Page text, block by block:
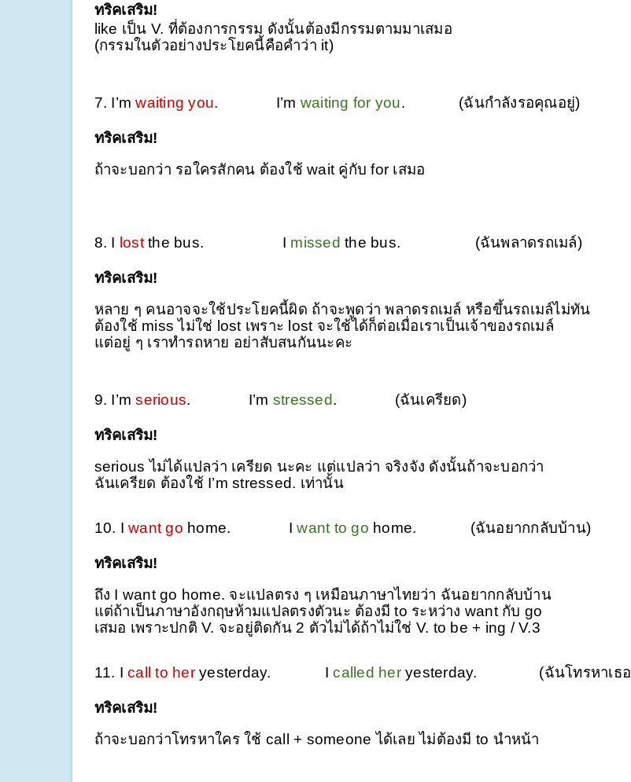
ทริคเสริม!
like เป็น V. ที่ต้องการกรรม ดังนั้นต้องมีกรรมตามมาเสมอ
(กรรมในตัวอย่างประโยคนี้คือคำว่า it)
7. I’mwaiting you. I’m waiting for you. (ฉันกำลังรอคุณอยู่)
ทริคเสริม!
ถ้าจะบอกว่า รอใครสักคน ต้องใช้ wait คู่กับ for เสมอ
8. I lost the bus. I missed the bus. (ฉันพลาดรถเมล์)
ทริคเสริม!
หลาย ๆ คนอาจจะใช้ประโยคนี้ผิด ถ้าจะพูดว่า พลาดรถเมล์ หรือขึ้นรถเมล์ไม่ทัน
ต้องใช้ miss ไม่ใช่ lost เพราะ lost จะใช้ได้ก็ต่อเมื่อเราเป็นเจ้าของรถเมล์
แต่อยู่ ๆ เราทำรถหาย อย่าสับสนกันนะคะ
9. I’mserious. I’m stressed. (ฉันเครียด)
ทริคเสริม!
serious ไม่ได้แปลว่า เครียด นะคะ แต่แปลว่า จริงจัง ดังนั้นถ้าจะบอกว่า
ฉันเครียด ต้องใช้ I’m stressed. เท่านั้น
10. I want go home. Iwant to go home. (ฉันอยากกลับบ้าน)
ทริคเสริม!
ถึง I want go home. จะแปลตรง ๆ เหมือนภาษาไทยว่า ฉันอยากกลับบ้าน
แต่ถ้าเป็นภาษาอังกฤษห้ามแปลตรงตัวนะ ต้องมี to ระหว่าง want กับ go
เสมอ เพราะปกติ V. จะอยู่ติดกัน 2 ตัวไม่ได้ถ้าไม่ใช่ V. to be + ing / V.3
11. I call to heryesterday. Icalled heryesterday. (ฉันโทรหาเธอ
ทริคเสริม!
ถ้าจะบอกว่าโทรหาใคร ใช้ call + someone ได้เลย ไม่ต้องมี to นำหน้า